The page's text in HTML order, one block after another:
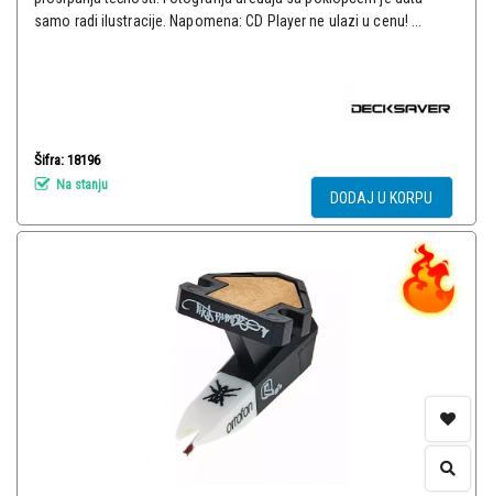
samo radi ilustracije. Napomena: CD Player ne ulazi u cenu! ...
Šifra: 18196
Na stanju
DODAJ U KORPU